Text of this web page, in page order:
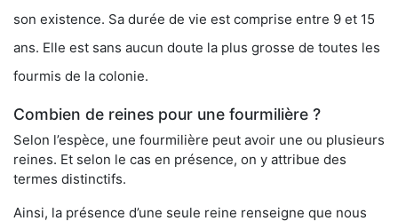
son existence. Sa durée de vie est comprise entre 9 et 15
ans. Elle est sans aucun doute la plus grosse de toutes les
fourmis de la colonie.
Combien de reines pour une fourmilière ?
Selon l’espèce, une fourmilière peut avoir une ou plusieurs
reines. Et selon le cas en présence, on y attribue des
termes distinctifs.
Ainsi, la présence d’une seule reine renseigne que nous